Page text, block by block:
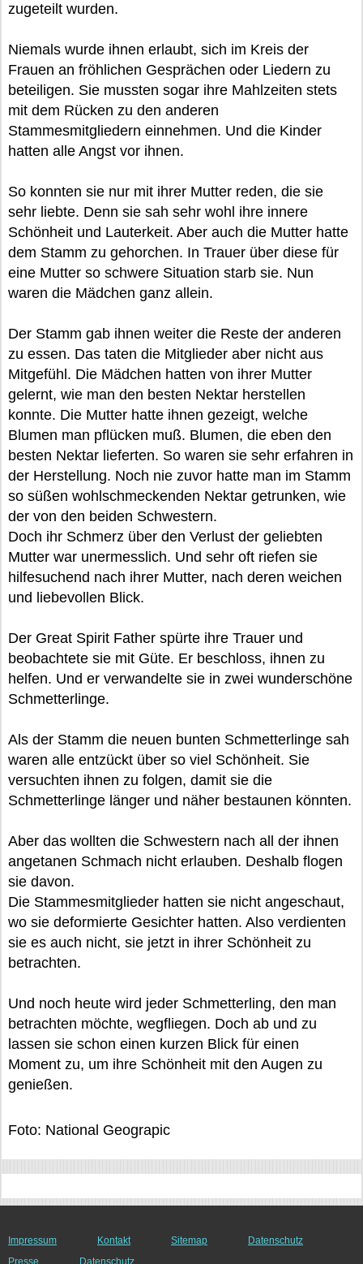
zugeteilt wurden.
Niemals wurde ihnen erlaubt, sich im Kreis der
Frauen an fröhlichen Gesprächen oder Liedern zu
beteiligen. Sie mussten sogar ihre Mahlzeiten stets
mit dem Rücken zu den anderen
Stammesmitgliedern einnehmen. Und die Kinder
hatten alle Angst vor ihnen.
So konnten sie nur mit ihrer Mutter reden, die sie
sehr liebte. Denn sie sah sehr wohl ihre innere
Schönheit und Lauterkeit. Aber auch die Mutter hatte
dem Stamm zu gehorchen. In Trauer über diese für
eine Mutter so schwere Situation starb sie. Nun
waren die Mädchen ganz allein.
Der Stamm gab ihnen weiter die Reste der anderen
zu essen. Das taten die Mitglieder aber nicht aus
Mitgefühl. Die Mädchen hatten von ihrer Mutter
gelernt, wie man den besten Nektar herstellen
konnte. Die Mutter hatte ihnen gezeigt, welche
Blumen man pflücken muß. Blumen, die eben den
besten Nektar lieferten. So waren sie sehr erfahren in
der Herstellung. Noch nie zuvor hatte man im Stamm
so süßen wohlschmeckenden Nektar getrunken, wie
der von den beiden Schwestern.
Doch ihr Schmerz über den Verlust der geliebten
Mutter war unermesslich. Und sehr oft riefen sie
hilfesuchend nach ihrer Mutter, nach deren weichen
und liebevollen Blick.
Der Great Spirit Father spürte ihre Trauer und
beobachtete sie mit Güte. Er beschloss, ihnen zu
helfen. Und er verwandelte sie in zwei wunderschöne
Schmetterlinge.
Als der Stamm die neuen bunten Schmetterlinge sah
waren alle entzückt über so viel Schönheit. Sie
versuchten ihnen zu folgen, damit sie die
Schmetterlinge länger und näher bestaunen könnten.
Aber das wollten die Schwestern nach all der ihnen
angetanen Schmach nicht erlauben. Deshalb flogen
sie davon.
Die Stammesmitglieder hatten sie nicht angeschaut,
wo sie deformierte Gesichter hatten. Also verdienten
sie es auch nicht, sie jetzt in ihrer Schönheit zu
betrachten.
Und noch heute wird jeder Schmetterling, den man
betrachten möchte, wegfliegen. Doch ab und zu
lassen sie schon einen kurzen Blick für einen
Moment zu, um ihre Schönheit mit den Augen zu
genießen.
Foto: National Geograpic
Impressum Kontakt Sitemap
Datenschutz
Presse
Datenschutz